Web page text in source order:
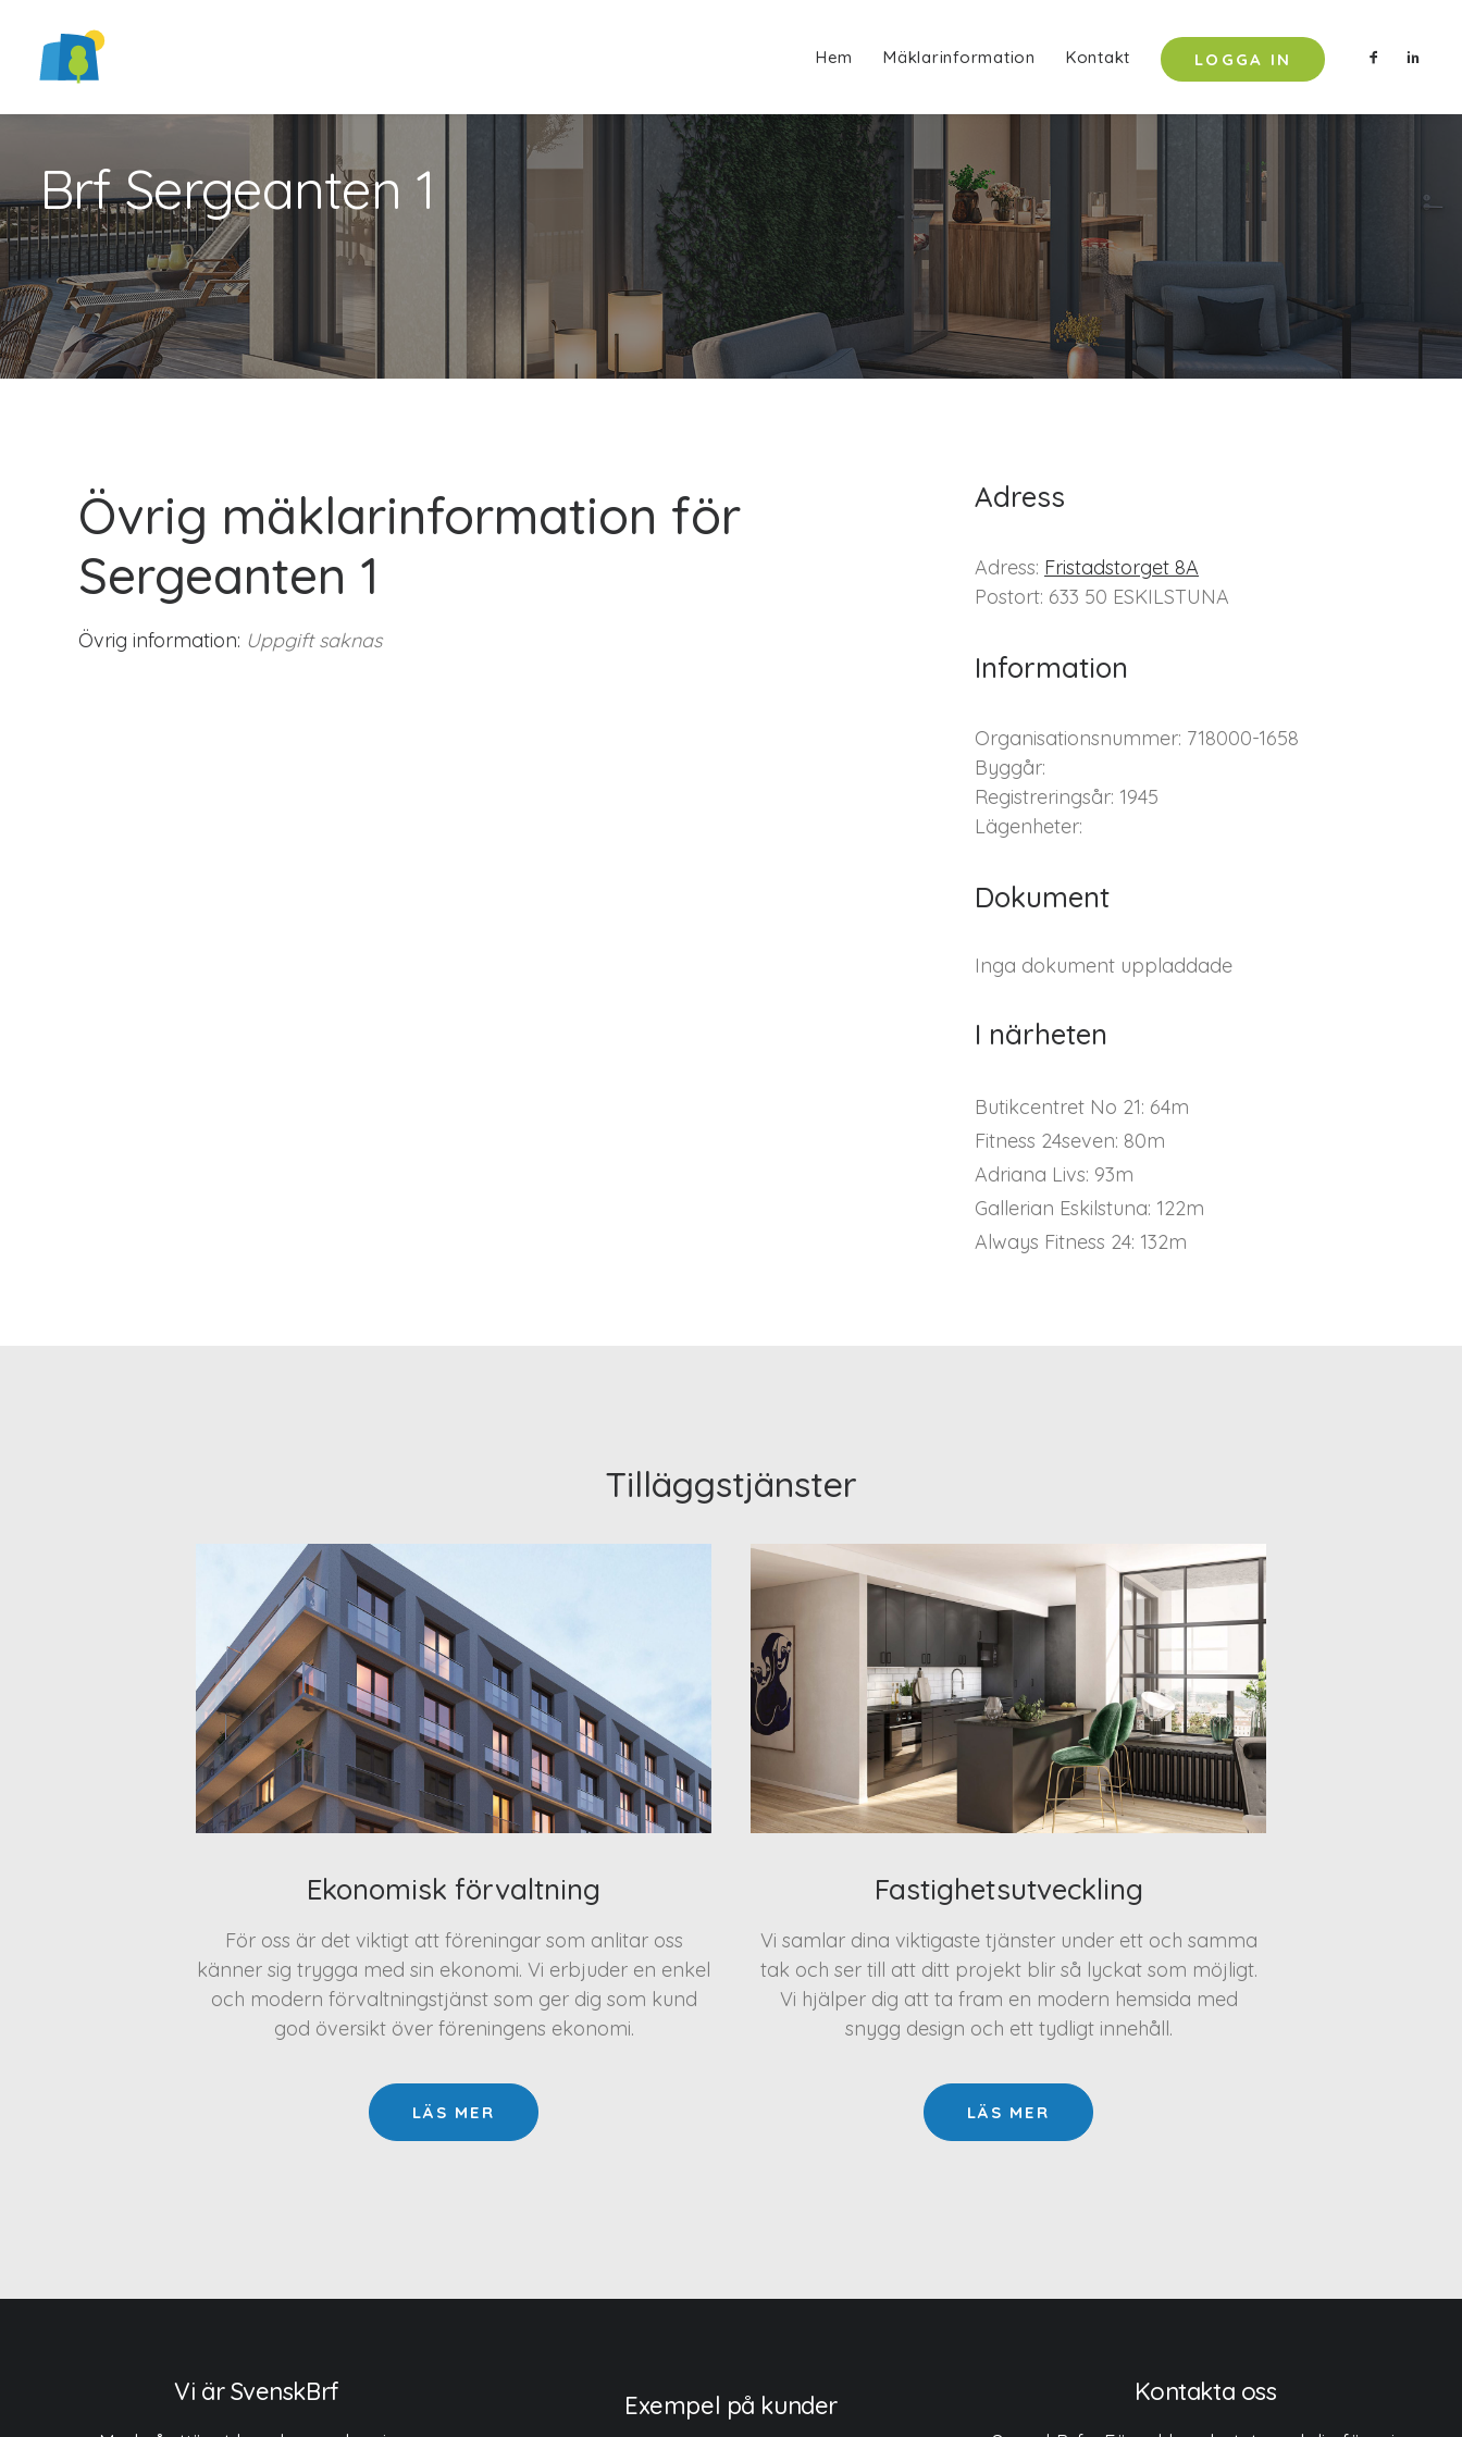
Hem Mäklarinformation Kontakt LOGGA IN
Brf Sergeanten 1
Övrig mäklarinformation för
Sergeanten 1
Övrig information: Uppgift saknas
Adress
Adress: Fristadstorget 8A
Postort: 633 50 ESKILSTUNA
Information
Organisationsnummer: 718000-1658
Byggår:
Registreringsår: 1945
Lägenheter:
Dokument
Inga dokument uppladdade
I närheten
Butikcentret No 21: 64m
Fitness 24seven: 80m
Adriana Livs: 93m
Gallerian Eskilstuna: 122m
Always Fitness 24: 132m
Tilläggstjänster
Ekonomisk förvaltning
För oss är det viktigt att föreningar som anlitar oss
känner sig trygga med sin ekonomi. Vi erbjuder en enkel
och modern förvaltningstjänst som ger dig som kund
god översikt över föreningens ekonomi.
LÄS MER
Fastighetsutveckling
Vi samlar dina viktigaste tjänster under ett och samma
tak och ser till att ditt projekt blir så lyckat som möjligt.
Vi hjälper dig att ta fram en modern hemsida med
snygg design och ett tydligt innehåll.
LÄS MER
Vi är SvenskBrf Exempel på kunder Kontakta oss